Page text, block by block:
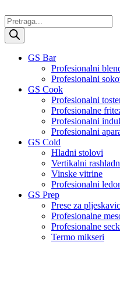
na
sadržaj
Products
search
GS Bar
Profesionalni
Profesionalni
GS Cook
Profesionalni
Profesionalne
Profesionalni
Profesionalni
GS Cold
Hladni stolovi
Vertikalni
Vinske vitrine
Profesionalni
GS Prep
Prese za
Profesionalne
Profesionalne
Termo mikseri